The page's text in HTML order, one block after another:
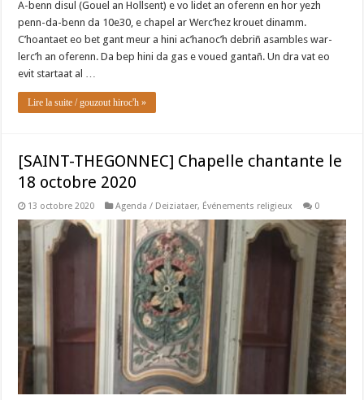
A-benn disul (Gouel an Hollsent) e vo lidet an oferenn en hor yezh
penn-da-benn da 10e30, e chapel ar Werc’hez krouet dinamm.
C’hoantaet eo bet gant meur a hini ac’hanoc’h debriñ asambles war-
lerc’h an oferenn. Da bep hini da gas e voued gantañ. Un dra vat eo
evit startaat al …
Lire la suite / gouzout hiroc'h »
[SAINT-THEGONNEC] Chapelle chantante le
18 octobre 2020
13 octobre 2020 Agenda / Deiziataer, Événements religieux 0